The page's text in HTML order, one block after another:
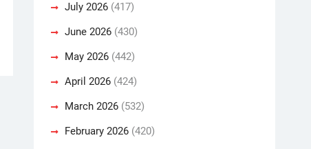
July 2026 (417)
June 2026 (430)
May 2026 (442)
April 2026 (424)
March 2026 (532)
February 2026 (420)